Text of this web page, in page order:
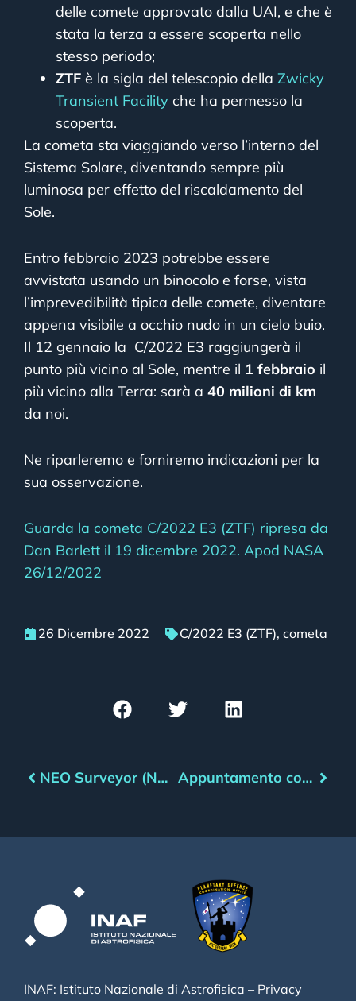
delle comete approvato dalla UAI, e che è
stata la terza a essere scoperta nello
stesso periodo;
ZTF è la sigla del telescopio della Zwicky
Transient Facility che ha permesso la
scoperta.
La cometa sta viaggiando verso l’interno del
Sistema Solare, diventando sempre più
luminosa per effetto del riscaldamento del
Sole.
Entro febbraio 2023 potrebbe essere
avvistata usando un binocolo e forse, vista
l’imprevedibilità tipica delle comete, diventare
appena visibile a occhio nudo in un cielo buio.
Il 12 gennaio la C/2022 E3 raggiungerà il
punto più vicino al Sole, mentre il 1 febbraio il
più vicino alla Terra: sarà a 40 milioni di km
da noi.
Ne riparleremo e forniremo indicazioni per la
sua osservazione.
Guarda la cometa C/2022 E3 (ZTF) ripresa da
Dan Barlett il 19 dicembre 2022. Apod NASA
26/12/2022
26 Dicembre 2022 C/2022 E3 (ZTF), cometa
NEO Surveyor (NASA): revisione superata. Lancio entro il 2028 Appuntamento con l’asteroide – Gennaio 2023
INAF: Istituto Nazionale di Astrofisica – Privacy